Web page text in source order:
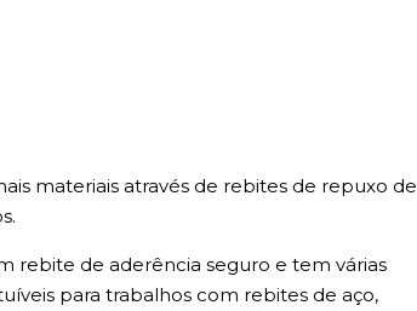
materiais através de rebites de repuxo de
rebite de aderência seguro e tem várias
para trabalhos com rebites de aço,